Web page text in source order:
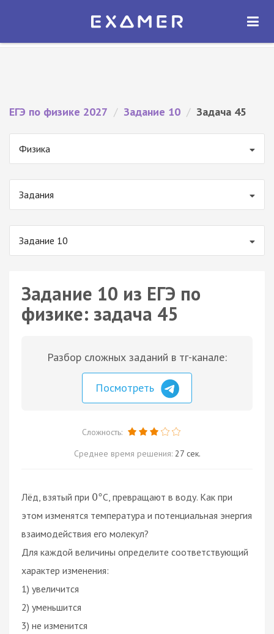
Экзамер — ЕГЭ 2027
ОТКРЫТЬ
ЕГЭ по физике 2027 / Задание 10 / Задача 45
Физика
Задания
Задание 10
Задание 10 из ЕГЭ по
физике: задача 45
Разбор сложных заданий в тг-канале:
Посмотреть
Сложность:
Среднее время решения: 27 сек.
Лёд, взятый при 0°C, превращают в воду. Как при
этом изменятся температура и потенциальная энергия
взаимодействия его молекул?
Для каждой величины определите соответствующий
характер изменения:
1) увеличится
2) уменьшится
3) не изменится